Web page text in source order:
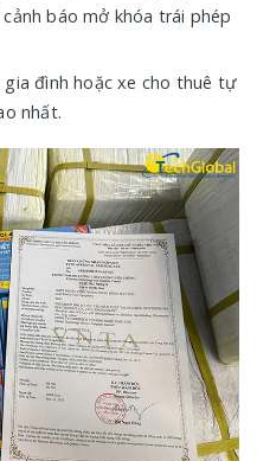
báo mở khóa trái phép
gia đình hoặc xe cho thuê tự
nhất.